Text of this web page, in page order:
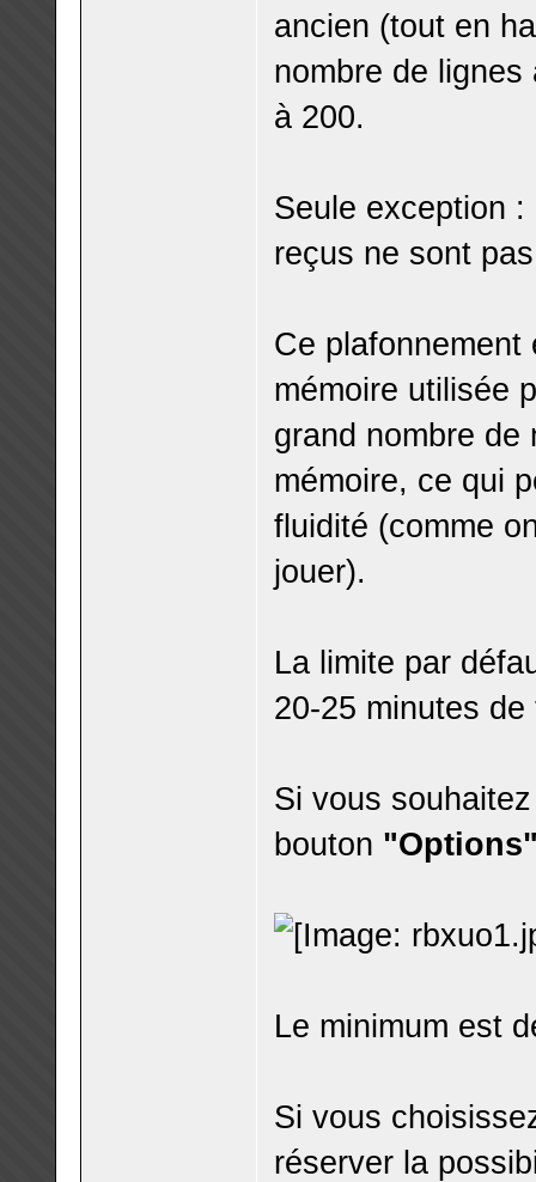
ancien (tout en
nombre de
à 200.
Seule exception
reçus ne sont
Ce
mémoire utilisée
grand nombre de
mémoire, ce qui
fluidité (comme
jouer).
La limite par
20-25 minutes
Si vous
bouton
Le minimum est
Si vous
réserver la